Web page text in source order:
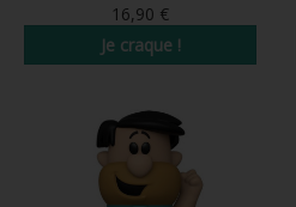
16,90 €
Je craque !